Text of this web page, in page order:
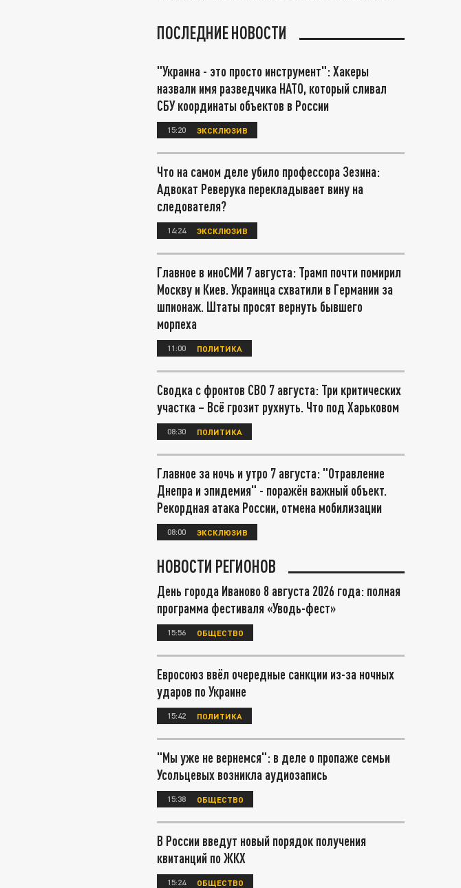
ПОСЛЕДНИЕ НОВОСТИ
"Украина - это просто инструмент": Хакеры
назвали имя разведчика НАТО, который сливал
СБУ координаты объектов в России
15:20 ЭКСКЛЮЗИВ
Что на самом деле убило профессора Зезина:
Адвокат Реверука перекладывает вину на
следователя?
14:24 ЭКСКЛЮЗИВ
Главное в иноСМИ 7 августа: Трамп почти помирил
Москву и Киев. Украинца схватили в Германии за
шпионаж. Штаты просят вернуть бывшего
морпеха
11:00 ПОЛИТИКА
Сводка с фронтов СВО 7 августа: Три критических
участка – Всё грозит рухнуть. Что под Харьковом
08:30 ПОЛИТИКА
Главное за ночь и утро 7 августа: "Отравление
Днепра и эпидемия" - поражён важный объект.
Рекордная атака России, отмена мобилизации
08:00 ЭКСКЛЮЗИВ
НОВОСТИ РЕГИОНОВ
День города Иваново 8 августа 2026 года: полная
программа фестиваля «Уводь-фест»
15:56 ОБЩЕСТВО
Евросоюз ввёл очередные санкции из-за ночных
ударов по Украине
15:42 ПОЛИТИКА
"Мы уже не вернемся": в деле о пропаже семьи
Усольцевых возникла аудиозапись
15:38 ОБЩЕСТВО
В России введут новый порядок получения
квитанций по ЖКХ
15:24 ОБЩЕСТВО